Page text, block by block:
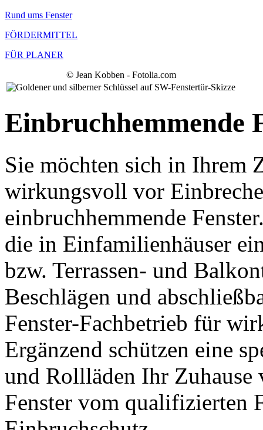
Rund ums Fenster
FÖRDERMITTEL
FÜR PLANER
© Jean Kobben - Fotolia.com
Einbruchhemmende
Sie möchten sich in Ihrem
wirkungsvoll vor
einbruchhemmende
die in Einfamilienhäuser
bzw. Terrassen- und
Beschlägen und
Fenster-Fachbetrieb für
Ergänzend schützen eine
und Rollläden Ihr
Fenster vom qualifizierten